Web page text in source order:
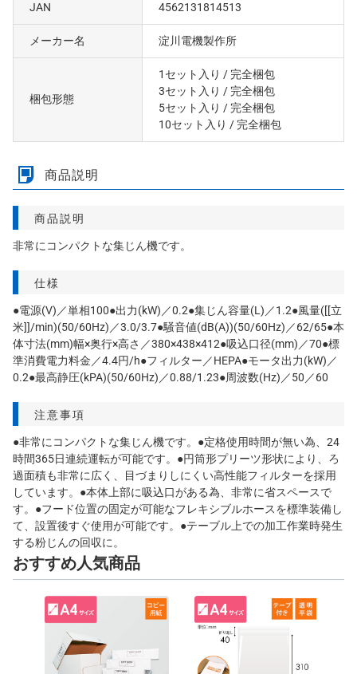
JAN 4562131814513
メーカー名 淀川電機製作所
梱包形態
1セット入り / 完全梱包
3セット入り / 完全梱包
5セット入り / 完全梱包
10セット入り / 完全梱包
商品説明
商品説明
非常にコンパクトな集じん機です。
仕様
●電源(V)／単相100●出力(kW)／0.2●集じん容量(L)／1.2●風量([[立
米]]/min)(50/60Hz)／3.0/3.7●騒音値(dB(A))(50/60Hz)／62/65●本
体寸法(mm)幅×奥行×高さ／380×438×412●吸込口径(mm)／70●標
準消費電力料金／4.4円/h●フィルター／HEPA●モータ出力(kW)／
0.2●最高静圧(kPA)(50/60Hz)／0.88/1.23●周波数(Hz)／50／60
注意事項
●非常にコンパクトな集じん機です。●定格使用時間が無い為、24
時間365日連続運転が可能です。●円筒形プリーツ形状により、ろ
過面積も非常に広く、目づまりしにくい高性能フィルターを採用
しています。●本体上部に吸込口がある為、非常に省スペースで
す。●フード位置の固定が可能なフレキシブルホースを標準装備し
て、設置後すぐ使用が可能です。●テーブル上での加工作業時発生
する粉じんの回収に。
おすすめ人気商品